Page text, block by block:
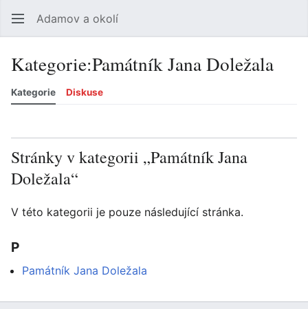
Adamov a okolí
Kategorie:Památník Jana Doležala
Kategorie Diskuse
Stránky v kategorii „Památník Jana
Doležala“
V této kategorii je pouze následující stránka.
P
Památník Jana Doležala